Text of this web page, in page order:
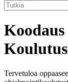
Koulutus
Tervetuloa